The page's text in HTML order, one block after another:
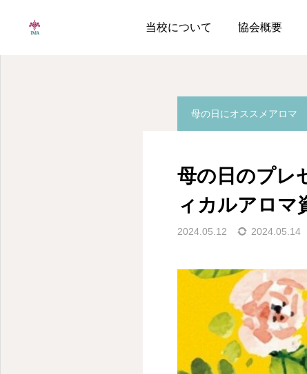
当校について 協会概要
母の日にオススメ
母の日にオススメアロマ
母の日のプレ
ィカルアロ
2024.05.12 2024.05.14